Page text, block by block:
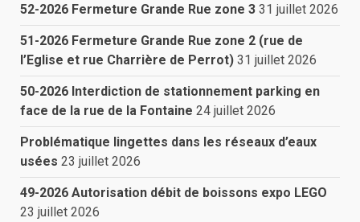
52-2026 Fermeture Grande Rue zone 3 31 juillet 2026
51-2026 Fermeture Grande Rue zone 2 (rue de
l’Eglise et rue Charrière de Perrot) 31 juillet 2026
50-2026 Interdiction de stationnement parking en
face de la rue de la Fontaine 24 juillet 2026
Problématique lingettes dans les réseaux d’eaux
usées 23 juillet 2026
49-2026 Autorisation débit de boissons expo LEGO
23 juillet 2026